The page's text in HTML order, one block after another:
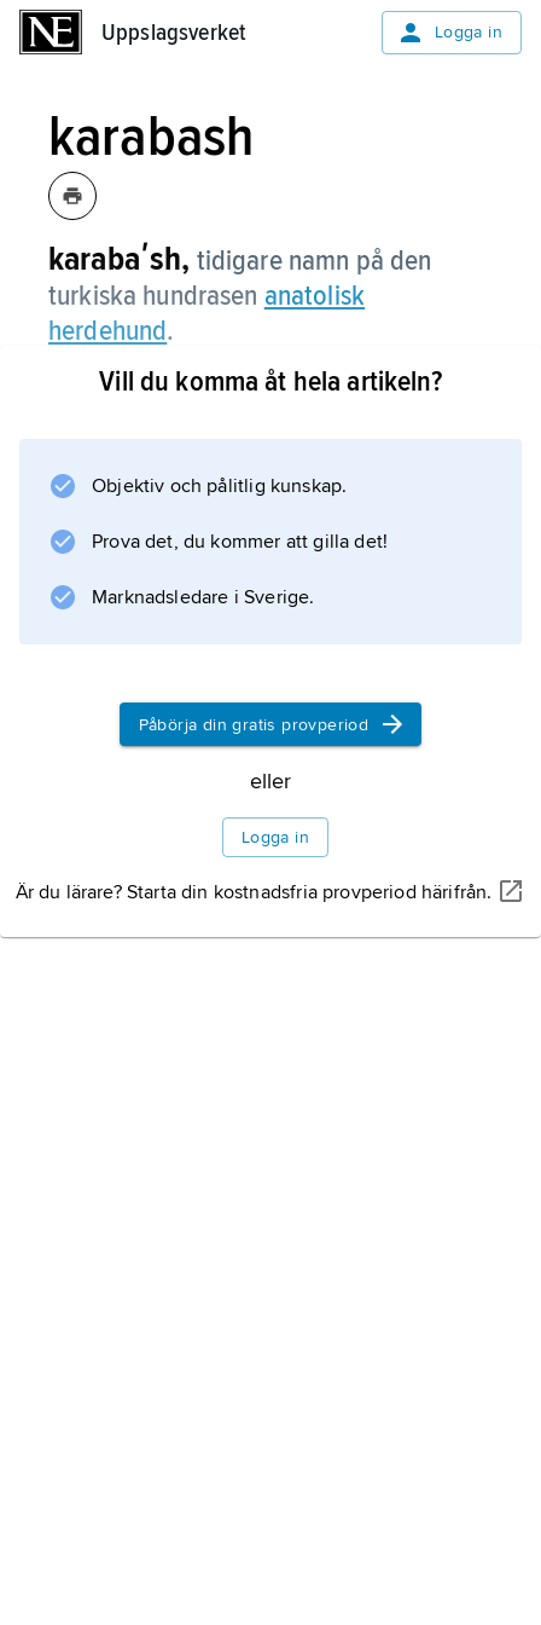
Uppslagsverket Logga in
karabash
karabaʹsh, tidigare namn på den
turkiska hundrasen anatolisk
herdehund.
Information om artikeln
Vill du komma åt hela artikeln?
Objektiv och pålitlig kunskap.
Prova det, du kommer att gilla det!
Marknadsledare i Sverige.
Påbörja din gratis provperiod
eller
Logga in
Är du lärare? Starta din kostnadsfria provperiod härifrån.